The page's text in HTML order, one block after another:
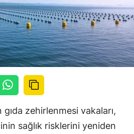
zehirlenmesi vakaları,
sağlık risklerini yeniden